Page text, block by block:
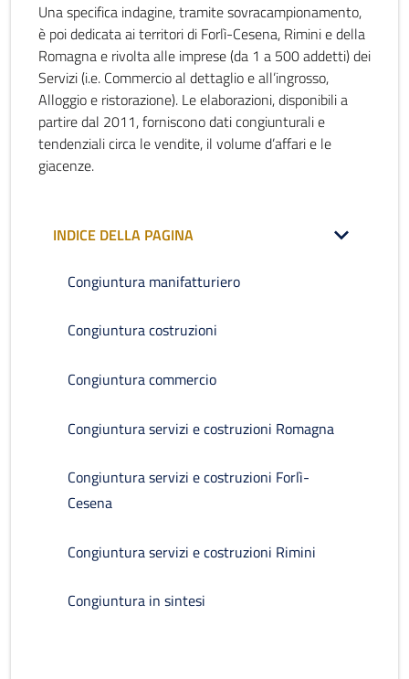
Una specifica indagine, tramite sovracampionamento,
è poi dedicata ai territori di Forlì-Cesena, Rimini e della
Romagna e rivolta alle imprese (da 1 a 500 addetti) dei
Servizi (i.e. Commercio al dettaglio e all’ingrosso,
Alloggio e ristorazione). Le elaborazioni, disponibili a
partire dal 2011, forniscono dati congiunturali e
tendenziali circa le vendite, il volume d’affari e le
giacenze.
INDICE DELLA PAGINA
Congiuntura manifatturiero
Congiuntura costruzioni
Congiuntura commercio
Congiuntura servizi e costruzioni Romagna
Congiuntura servizi e costruzioni Forlì-
Cesena
Congiuntura servizi e costruzioni Rimini
Congiuntura in sintesi